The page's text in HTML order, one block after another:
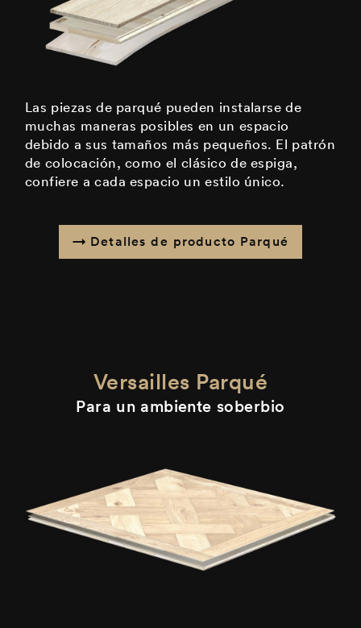
Las piezas de parqué pueden instalarse de
muchas maneras posibles en un espacio
debido a sus tamaños más pequeños. El patrón
de colocación, como el clásico de espiga,
confiere a cada espacio un estilo único.
Detalles de producto Parqué
Versailles Parqué
Para un ambiente soberbio